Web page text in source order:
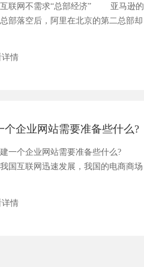
网不需求“总部经济” 亚马逊的
部落空后，阿里在北京的第二总部却
详情
个企业网站需要准备些什么?
个企业网站需要准备些什么?
国互联网迅速发展，我国的电商商场
详情